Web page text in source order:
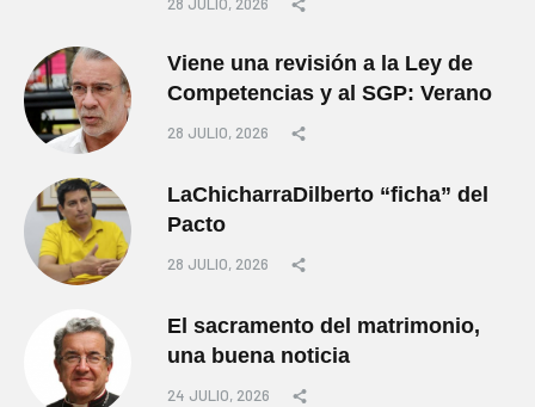
28 JULIO, 2026
Viene una revisión a la Ley de
Competencias y al SGP: Verano
28 JULIO, 2026
LaChicharraDilberto “ficha” del
Pacto
28 JULIO, 2026
El sacramento del matrimonio,
una buena noticia
24 JULIO, 2026